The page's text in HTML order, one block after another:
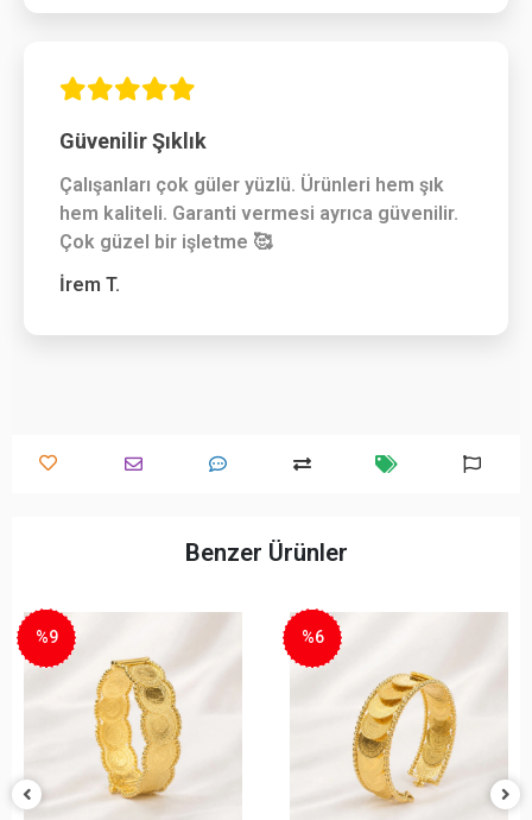
Güvenilir Şıklık
Çalışanları çok güler yüzlü. Ürünleri hem şık
hem kaliteli. Garanti vermesi ayrıca güvenilir.
Çok güzel bir işletme 🥰
İrem T.
Benzer Ürünler
%9 %6